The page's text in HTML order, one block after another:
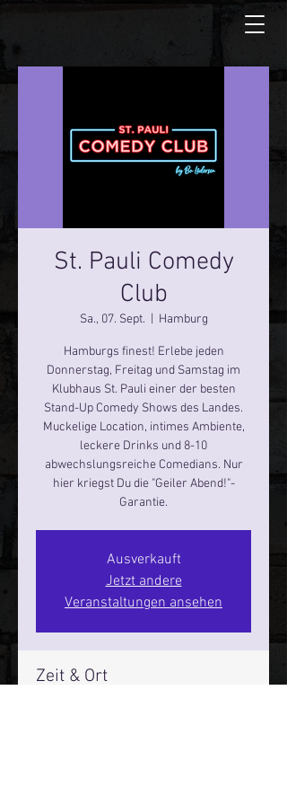
St. Pauli Comedy
Club
Sa., 07. Sept. Hamburg
Hamburgs finest! Erlebe jeden
Donnerstag, Freitag und Samstag im
Klubhaus St. Pauli einer der besten
Stand-Up Comedy Shows des Landes.
Muckelige Location, intimes Ambiente,
leckere Drinks und 8-10
abwechslungsreiche Comedians. Nur
hier kriegst Du die "Geiler Abend!"-
Garantie.
Ausverkauft
Jetzt andere
Veranstaltungen ansehen
Zeit & Ort